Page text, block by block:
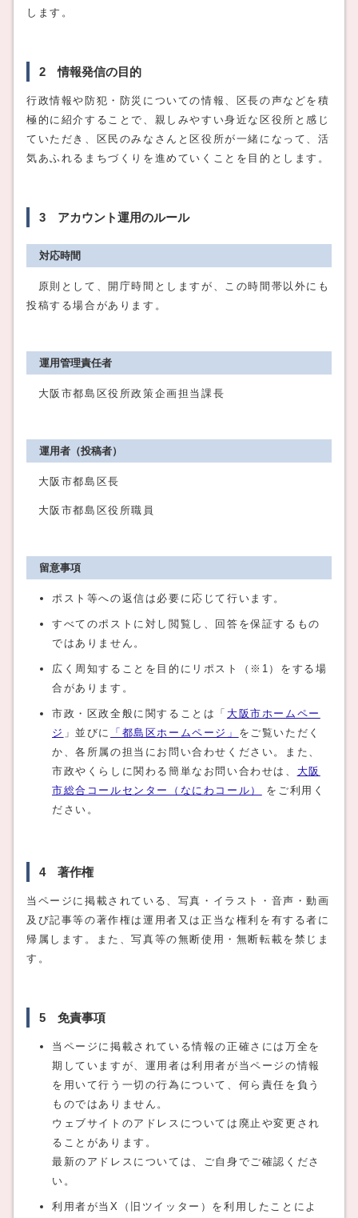
します。
2 情報発信の目的
行政情報や防犯・防災についての情報、区長の声などを積
極的に紹介することで、親しみやすい身近な区役所と感じ
ていただき、区民のみなさんと区役所が一緒になって、活
気あふれるまちづくりを進めていくことを目的とします。
3 アカウント運用のルール
対応時間
原則として、開庁時間としますが、この時間帯以外にも
投稿する場合があります。
運用管理責任者
大阪市都島区役所政策企画担当課長
運用者（投稿者）
大阪市都島区長
大阪市都島区役所職員
留意事項
ポスト等への返信は必要に応じて行います。
すべてのポストに対し閲覧し、回答を保証するもの
ではありません。
広く周知することを目的にリポスト（※1）をする場
合があります。
市政・区政全般に関することは「 大阪市ホームペー
ジ 」並びに 「都島区ホームページ」 をご覧いただく
か、各所属の担当にお問い合わせください。また、
市政やくらしに関わる簡単なお問い合わせは、 大阪
市総合コールセンター（なにわコール）
をご利用く
ださい。
4 著作権
当ページに掲載されている、写真・イラスト・音声・動画
及び記事等の著作権は運用者又は正当な権利を有する者に
帰属します。また、写真等の無断使用・無断転載を禁じま
す。
5 免責事項
当ページに掲載されている情報の正確さには万全を
期していますが、運用者は利用者が当ページの情報
を用いて行う一切の行為について、何ら責任を負う
ものではありません。
ウェブサイトのアドレスについては廃止や変更され
ることがあります。
最新のアドレスについては、ご自身でご確認くださ
い。
利用者が当X（旧ツイッター）を利用したことによ